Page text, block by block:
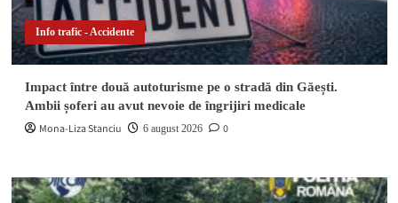
Info trafic - Accidente
Impact între două autoturisme pe o stradă din Găești.
Ambii șoferi au avut nevoie de îngrijiri medicale
Mona-Liza Stanciu 6 august 2026 0